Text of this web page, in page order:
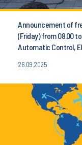
Announcement of
(Friday) from 08.00
Automatic Control,
26.09.2025